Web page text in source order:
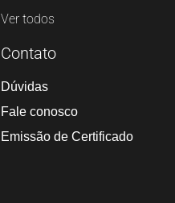
Ver todos
Contato
Dúvidas
Fale conosco
Emissão de Certificado